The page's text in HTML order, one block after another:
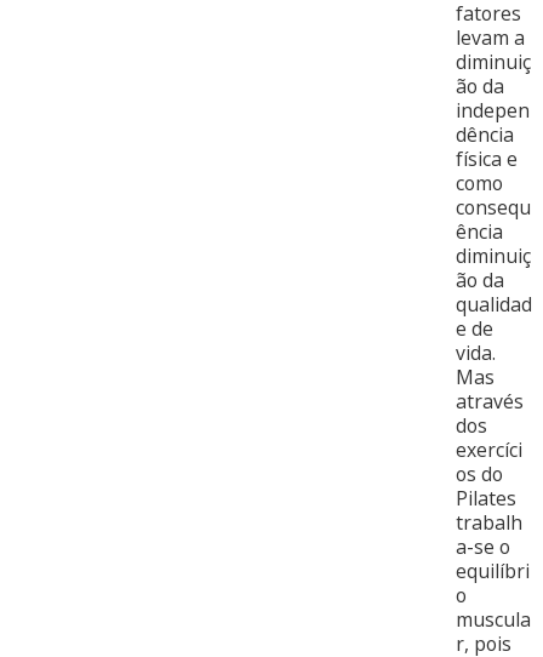
fatores
levam a
diminuiç
ão da
indepen
dência
física e
como
consequ
ência
diminuiç
ão da
qualidad
e de
vida.
Mas
através
dos
exercíci
os do
Pilates
trabalh
a-se o
equilíbri
o
muscula
r, pois